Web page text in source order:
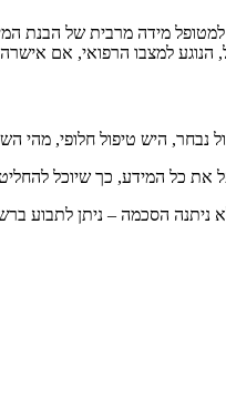
מידה מרבית של הבנת
למצבו הרפואי, אם אישרה
היש טיפול חלופי, מהי
את כל המידע, כך שיוכל
ניתנה הסכמה – ניתן לתבוע